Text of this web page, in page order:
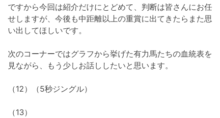
ですから今回は紹介だけにとどめて、判断は皆さんにお任
せしますが、今後も中距離以上の重賞に出てきたらまた思
い出してほしいです。
次のコーナーではグラフから挙げた有力馬たちの血統表を
見ながら、もう少しお話ししたいと思います。
（12）（5秒ジングル）
（13）